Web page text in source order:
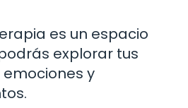
es un espacio
explorar tus
y